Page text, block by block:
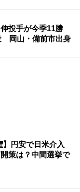
投手が今季11勝
岡山・備前市出身
】円安で日米介入
策は？中間選挙で